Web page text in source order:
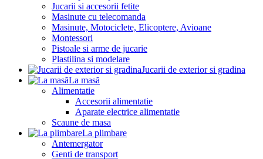
Jucarii si accesorii fetite
Masinute cu telecomanda
Masinute, Motociclete, Elicoptere, Avioane
Montessori
Pistoale si arme de jucarie
Plastilina si modelare
Jucarii de exterior si gradina
La masă
Alimentatie
Accesorii alimentatie
Aparate electrice alimentatie
Scaune de masa
La plimbare
Antemergator
Genti de transport